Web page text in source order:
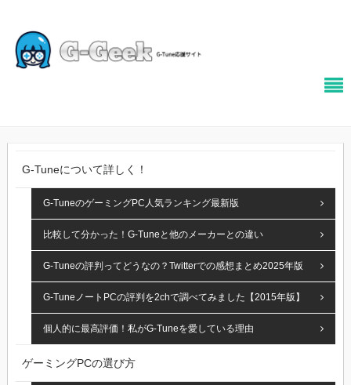
G-Tuneについて詳しく！
G-TuneのゲーミングPC人気ランキング最新版
比較して分かった！G-Tuneと他のメーカーとの違い
G-Tuneの評判ってどうなの？Twitterでの感想まとめ2025年版
G-TuneノートPCの評判を2chで調べてみました【2015年版】
個人的に最高評価！私がG-Tuneを愛している理由
ゲーミングPCの選び方